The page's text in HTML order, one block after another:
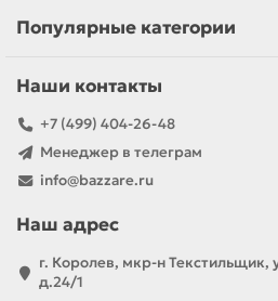
Популярные категории
Наши контакты
+7 (499) 404-26-48
Менеджер в телеграм
info@bazzare.ru
Наш адрес
г. Королев, мкр-н Текстильщик,
д.24/1